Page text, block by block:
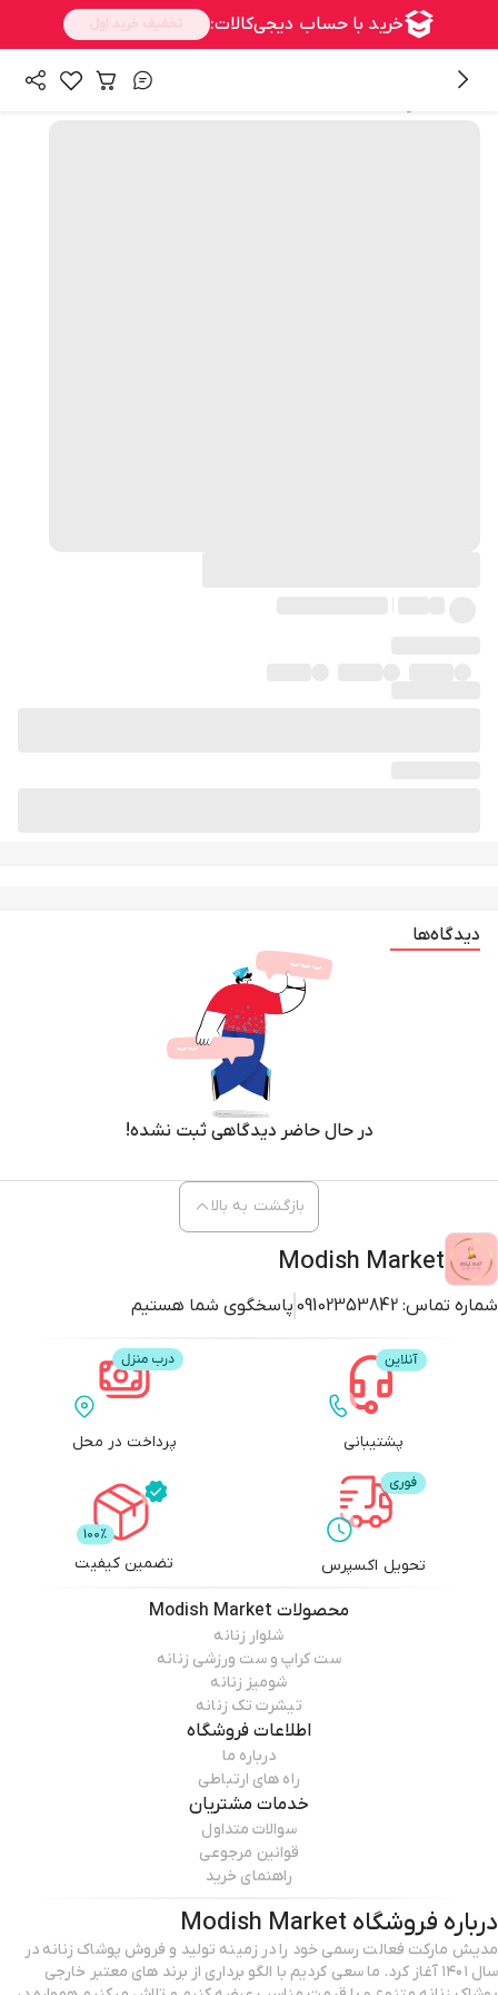
دیدگاه‌ها
در حال حاضر دیدگاهی ثبت نشده!
Modish Market
شماره تماس: 09102353842 پاسخگوی شما هستیم
بازگشت به بالا
پشتیبانی پرداخت در محل
تحویل اکسپرس تضمین کیفیت
محصولات Modish Market
شلوار زنانه
ست کراپ و ست ورزشی زنانه
شومیز زنانه
تیشرت تک زنانه
اطلاعات فروشگاه
درباره ما
راه های ارتباطی
خدمات مشتریان
سوالات متداول
قوانین مرجوعی
راهنمای خرید
درباره فروشگاه Modish Market
مدیش مارکت فعالت رسمی خود را در زمینه تولید و فروش پوشاک زنانه در
سال ۱۴۰۱ آغاز کرد. ما سعی کردیم با الگو برداری از برند های معتبر خارجی